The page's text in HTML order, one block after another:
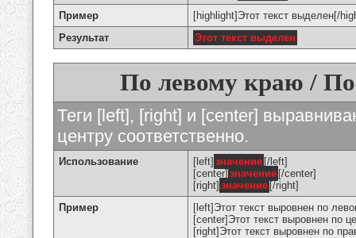
Пример
[highlight]Этот текст выделен[/
Результат
Этот текст выделен
По левому краю /
Теги [left], [right] и [center]
центру соответственно.
Использование [left] значение [/left]
[center] значение [/center]
[right] значение [/right]
Пример
[left]Этот текст выровнен по
[center]Этот текст выровнен по
[right]Этот текст выровнен по